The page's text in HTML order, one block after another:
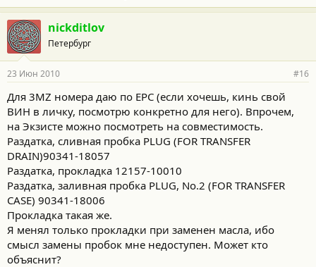
nickditlov
Петербург
23 Июн 2010 #16
Для 3MZ номера даю по ЕРС (если хочешь, кинь свой
ВИН в личку, посмотрю конкретно для него). Впрочем,
на Экзисте можно посмотреть на совместимость.
Раздатка, сливная пробка PLUG (FOR TRANSFER
DRAIN)90341-18057
Раздатка, прокладка 12157-10010
Раздатка, заливная пробка PLUG, No.2 (FOR TRANSFER
CASE) 90341-18006
Прокладка такая же.
Я менял только прокладки при заменен масла, ибо
смысл замены пробок мне недоступен. Может кто
объяснит?